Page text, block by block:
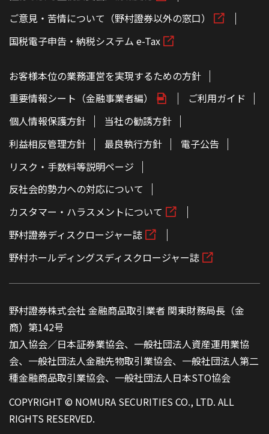
ご意見・苦情について（野村證券以外の窓口）
国税電子申告・納税システム e-Tax
お客様本位の業務運営を実現するための方針
重要情報シート（金融事業者編）
ご利用ガイド
個人情報保護方針
当社の勧誘方針
利益相反管理方針
最良執行方針
電子公告
リスク・手数料等説明ページ
反社会的勢力への対応について
カスタマー・ハラスメントについて
野村證券ディスクロージャー誌
野村ホールディングスディスクロージャー誌
野村證券株式会社 金融商品取引業者 関東財務局長（金
商）第142号
加入協会／日本証券業協会、一般社団法人資産運用業協
会、一般社団法人金融先物取引業協会、一般社団法人第二
種金融商品取引業協会、一般社団法人日本STO協会
COPYRIGHT © NOMURA SECURITIES CO., LTD. ALL
RIGHTS RESERVED.